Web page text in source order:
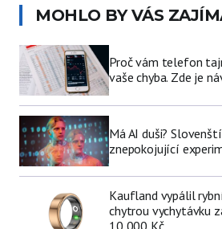
MOHLO BY VÁS
Proč vám telefon
vaše chyba. Zde je
Má AI duši?
znepokojující
Kaufland vypálil
chytrou vychytávku
10 000 Kč